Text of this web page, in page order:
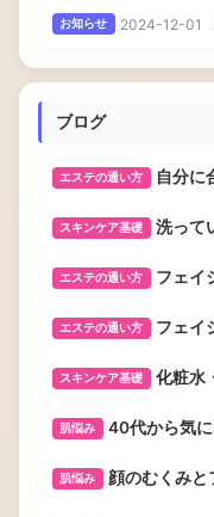
お知らせ 2024-12-01
ブログ
エステの通い方
スキンケア基礎
エステの通い方
エステの通い方
スキンケア基礎
肌悩み
肌悩み